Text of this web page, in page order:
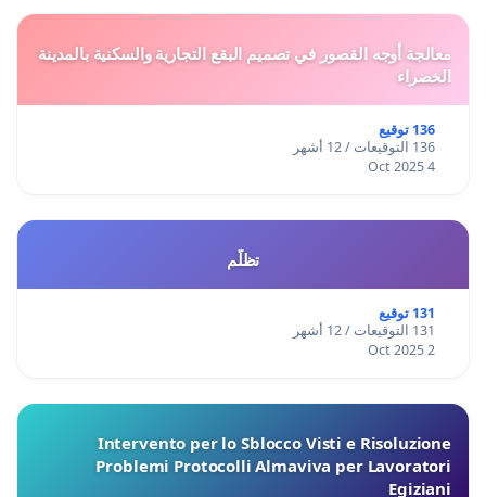
معالجة أوجه القصور في تصميم البقع التجارية والسكنية بالمدينة
الخضراء
136 توقيع
136 التوقيعات / 12 أشهر
4 Oct 2025
تظلّم
131 توقيع
131 التوقيعات / 12 أشهر
2 Oct 2025
Intervento per lo Sblocco Visti e Risoluzione
Problemi Protocolli Almaviva per Lavoratori
Egiziani